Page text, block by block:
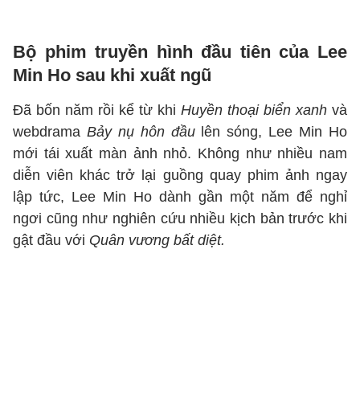
Bộ phim truyền hình đầu tiên của Lee
Min Ho sau khi xuất ngũ
Đã bốn năm rồi kể từ khi Huyền thoại biển xanh và
webdrama Bảy nụ hôn đầulên sóng, Lee Min Ho
mới tái xuất màn ảnh nhỏ. Không như nhiều nam
diễn viên khác trở lại guồng quay phim ảnh ngay
lập tức, Lee Min Ho dành gần một năm để nghỉ
ngơi cũng như nghiên cứu nhiều kịch bản trước khi
gật đầu với Quân vương bất diệt.